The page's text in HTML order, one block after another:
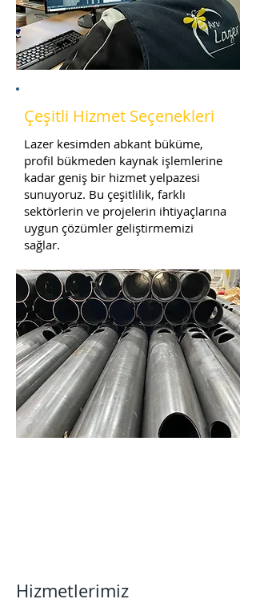
Çeşitli Hizmet Seçenekleri
Lazer kesimden abkant büküme,
profil bükmeden kaynak işlemlerine
kadar geniş bir hizmet yelpazesi
sunuyoruz. Bu çeşitlilik, farklı
sektörlerin ve projelerin ihtiyaçlarına
uygun çözümler geliştirmemizi
sağlar.
Hizmetlerimiz